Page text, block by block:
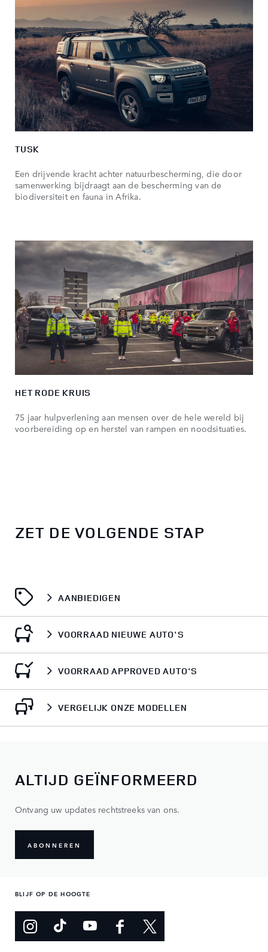
TUSK
Een drijvende kracht achter natuurbescherming, die door
samenwerking bijdraagt aan de bescherming van de
biodiversiteit en fauna in Afrika.
HET RODE KRUIS
75 jaar hulpverlening aan mensen over de hele wereld bij
voorbereiding op en herstel van rampen en noodsituaties.
ZET DE VOLGENDE STAP
AANBIEDIGEN
VOORRAAD NIEUWE AUTO'S
VOORRAAD APPROVED AUTO'S
VERGELIJK ONZE MODELLEN
ALTIJD GEÏNFORMEERD
Ontvang uw updates rechtstreeks van ons.
ABONNEREN
BLIJF OP DE HOOGTE